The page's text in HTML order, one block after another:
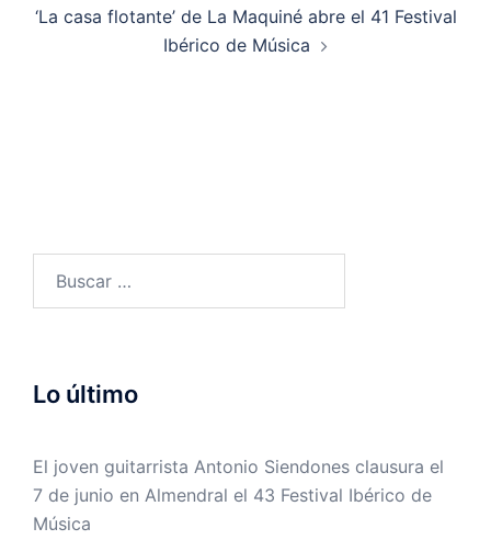
‘La casa flotante’ de La Maquiné abre el 41 Festival
Ibérico de Música
Lo último
El joven guitarrista Antonio Siendones clausura el
7 de junio en Almendral el 43 Festival Ibérico de
Música